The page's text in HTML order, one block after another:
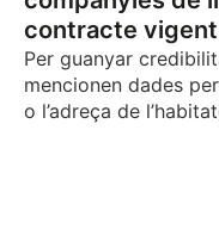
contracte vigent
Per guanyar
mencionen dades
o l’adreça de